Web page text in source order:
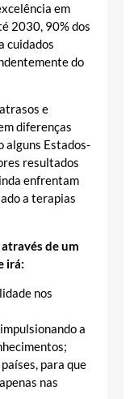
em
2030, 90% dos
cuidados
do
e
diferenças
alguns Estados-
resultados
enfrentam
a terapias
de um
irá:
nos
a
para que
nas